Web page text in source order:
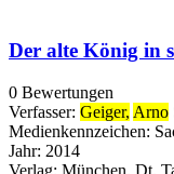
Der alte König in
0 Bewertungen
Verfasser: Geiger, Arno
Medienkennzeichen:
Jahr: 2014
Verlag: München, Dt.